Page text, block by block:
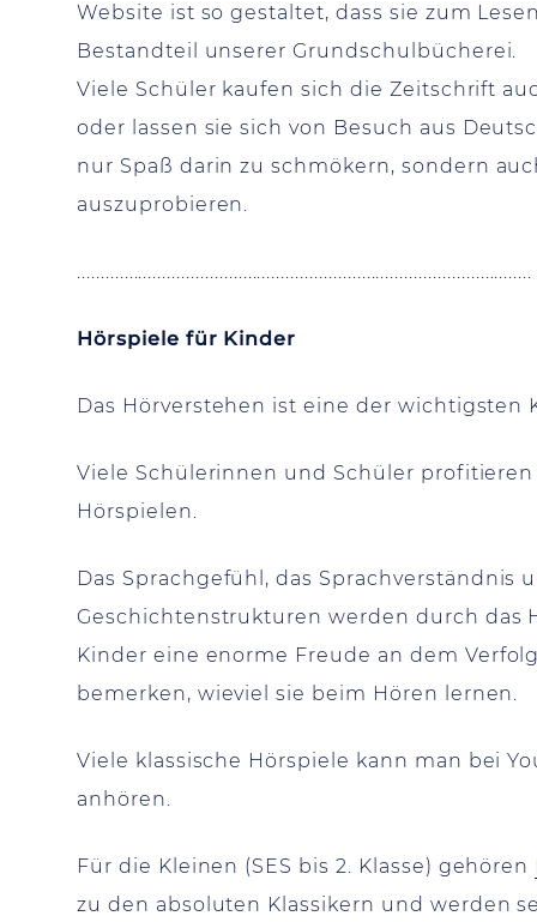
Website ist so gestaltet, dass sie zum
Bestandteil unserer Grundschulbücherei.
Viele Schüler kaufen sich die Zeitschrift
oder lassen sie sich von Besuch aus
nur Spaß darin zu schmökern, sondern
auszuprobieren.
................................................................................................
Hörspiele für Kinder
Das Hörverstehen ist eine der wichtigsten
Viele Schülerinnen und Schüler
Hörspielen.
Das Sprachgefühl, das Sprachverständnis
Geschichtenstrukturen werden durch das
Kinder eine enorme Freude an dem
bemerken, wieviel sie beim Hören lernen.
Viele klassische Hörspiele kann man bei
anhören.
Für die Kleinen (SES bis 2. Klasse) gehören
zu den absoluten Klassikern und werden